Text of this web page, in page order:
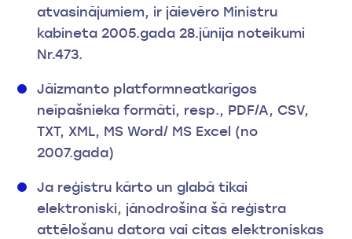
atvasinājumiem, ir jāievēro Ministru
kabineta 2005.gada 28.jūnija noteikumi
Nr.473.
Jāizmanto platformneatkarīgos
neīpašnieka formāti, resp., PDF/A, CSV,
TXT, XML, MS Word/ MS Excel (no
2007.gada)
Ja reģistru kārto un glabā tikai
elektroniski, jānodrošina šā reģistra
attēlošanu datora vai citas elektroniskas